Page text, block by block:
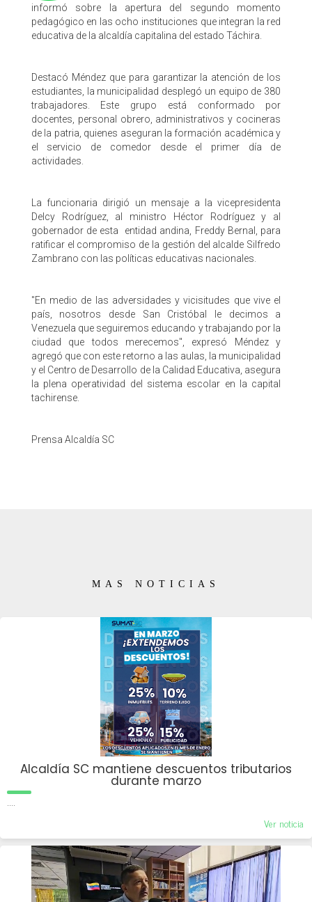
informó sobre la apertura del segundo momento
pedagógico en las ocho instituciones que integran la red
educativa de la alcaldía capitalina del estado Táchira.
​Destacó Méndez que para garantizar la atención de los
estudiantes, la municipalidad desplegó un equipo de 380
trabajadores. Este grupo está conformado por
docentes, personal obrero, administrativos y cocineras
de la patria, quienes aseguran la formación académica y
el servicio de comedor desde el primer día de
actividades.
​La funcionaria dirigió un mensaje a la vicepresidenta
Delcy Rodríguez, al ministro Héctor Rodríguez y al
gobernador de esta entidad andina, Freddy Bernal, para
ratificar el compromiso de la gestión del alcalde Silfredo
Zambrano con las políticas educativas nacionales.
​"En medio de las adversidades y vicisitudes que vive el
país, nosotros desde San Cristóbal le decimos a
Venezuela que seguiremos educando y trabajando por la
ciudad que todos merecemos", expresó Méndez y
agregó que con este retorno a las aulas, la municipalidad
y el Centro de Desarrollo de la Calidad Educativa, asegura
la plena operatividad del sistema escolar en la capital
tachirense.
Prensa Alcaldía SC
MAS NOTICIAS
Alcaldía SC mantiene descuentos tributarios
durante marzo
Ver noticia